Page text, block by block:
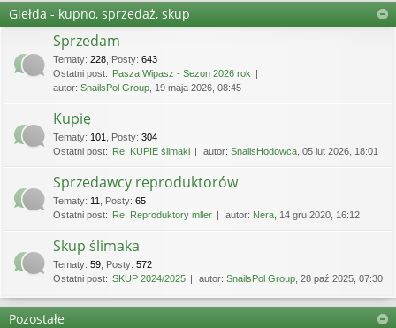
Giełda - kupno, sprzedaż, skup
Sprzedam
Tematy: 228 Posty: 643
Ostatni post: Pasza Wipasz - Sezon 2026 rok
autor: SnailsPol Group , 19 maja 2026, 08:45
Kupię
Tematy: 101 Posty: 304
Ostatni post: Re: KUPIE ślimaki autor: SnailsHodowca , 05 lut 2026, 18:01
Sprzedawcy reproduktorów
Tematy: 11 Posty: 65
Ostatni post: Re: Reproduktory mller autor: Nera , 14 gru 2020, 16:12
Skup ślimaka
Tematy: 59 Posty: 572
Ostatni post: SKUP 2024/2025 autor: SnailsPol Group , 28 paź 2025, 07:30
Pozostałe